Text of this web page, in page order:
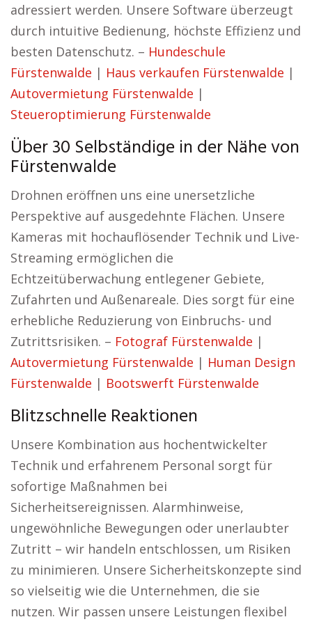
adressiert werden. Unsere Software überzeugt
durch intuitive Bedienung, höchste Effizienz und
besten Datenschutz. – Hundeschule
Fürstenwalde | Haus verkaufen Fürstenwalde |
Autovermietung Fürstenwalde |
Steueroptimierung Fürstenwalde
Über 30 Selbständige in der Nähe von
Fürstenwalde
Drohnen eröffnen uns eine unersetzliche
Perspektive auf ausgedehnte Flächen. Unsere
Kameras mit hochauflösender Technik und Live-
Streaming ermöglichen die
Echtzeitüberwachung entlegener Gebiete,
Zufahrten und Außenareale. Dies sorgt für eine
erhebliche Reduzierung von Einbruchs- und
Zutrittsrisiken. – Fotograf Fürstenwalde |
Autovermietung Fürstenwalde | Human Design
Fürstenwalde | Bootswerft Fürstenwalde
Blitzschnelle Reaktionen
Unsere Kombination aus hochentwickelter
Technik und erfahrenem Personal sorgt für
sofortige Maßnahmen bei
Sicherheitsereignissen. Alarmhinweise,
ungewöhnliche Bewegungen oder unerlaubter
Zutritt – wir handeln entschlossen, um Risiken
zu minimieren. Unsere Sicherheitskonzepte sind
so vielseitig wie die Unternehmen, die sie
nutzen. Wir passen unsere Leistungen flexibel